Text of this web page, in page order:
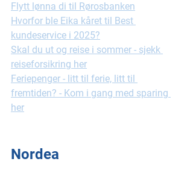
Flytt lønna di til Rørosbanken
Hvorfor ble Eika kåret til Best
kundeservice i 2025?
Skal du ut og reise i sommer - sjekk
reiseforsikring her
Feriepenger - litt til ferie, litt til
fremtiden? - Kom i gang med sparing
her
Nordea